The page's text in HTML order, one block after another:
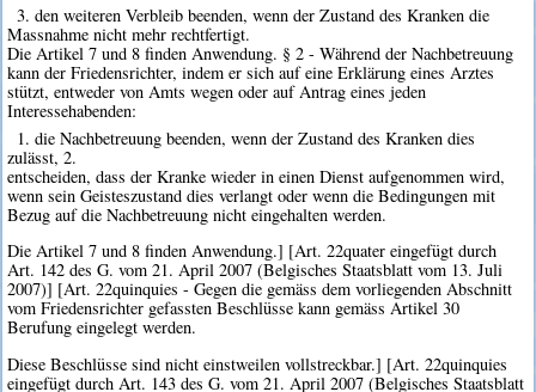
3. den weiteren Verbleib beenden, wenn der Zustand des Kranken die
Massnahme nicht mehr rechtfertigt.
Die Artikel 7 und 8 finden Anwendung. § 2 - Während der Nachbetreuung
kann der Friedensrichter, indem er sich auf eine Erklärung eines Arztes
stützt, entweder von Amts wegen oder auf Antrag eines jeden
Interessehabenden:
1. die Nachbetreuung beenden, wenn der Zustand des Kranken dies
zulässt, 2.
entscheiden, dass der Kranke wieder in einen Dienst aufgenommen wird,
wenn sein Geisteszustand dies verlangt oder wenn die Bedingungen mit
Bezug auf die Nachbetreuung nicht eingehalten werden.
Die Artikel 7 und 8 finden Anwendung.] [Art. 22quater eingefügt durch
Art. 142 des G. vom 21. April 2007 (Belgisches Staatsblatt vom 13. Juli
2007)] [Art. 22quinquies - Gegen die gemäss dem vorliegenden Abschnitt
vom Friedensrichter gefassten Beschlüsse kann gemäss Artikel 30
Berufung eingelegt werden.
Diese Beschlüsse sind nicht einstweilen vollstreckbar.] [Art. 22quinquies
eingefügt durch Art. 143 des G. vom 21. April 2007 (Belgisches Staatsblatt